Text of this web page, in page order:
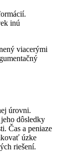
inú
viacerými
úrovni.
dôsledky
Čas a peniaze
úzke
riešení.